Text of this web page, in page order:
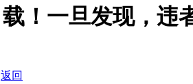
载！一旦发现，违
返回